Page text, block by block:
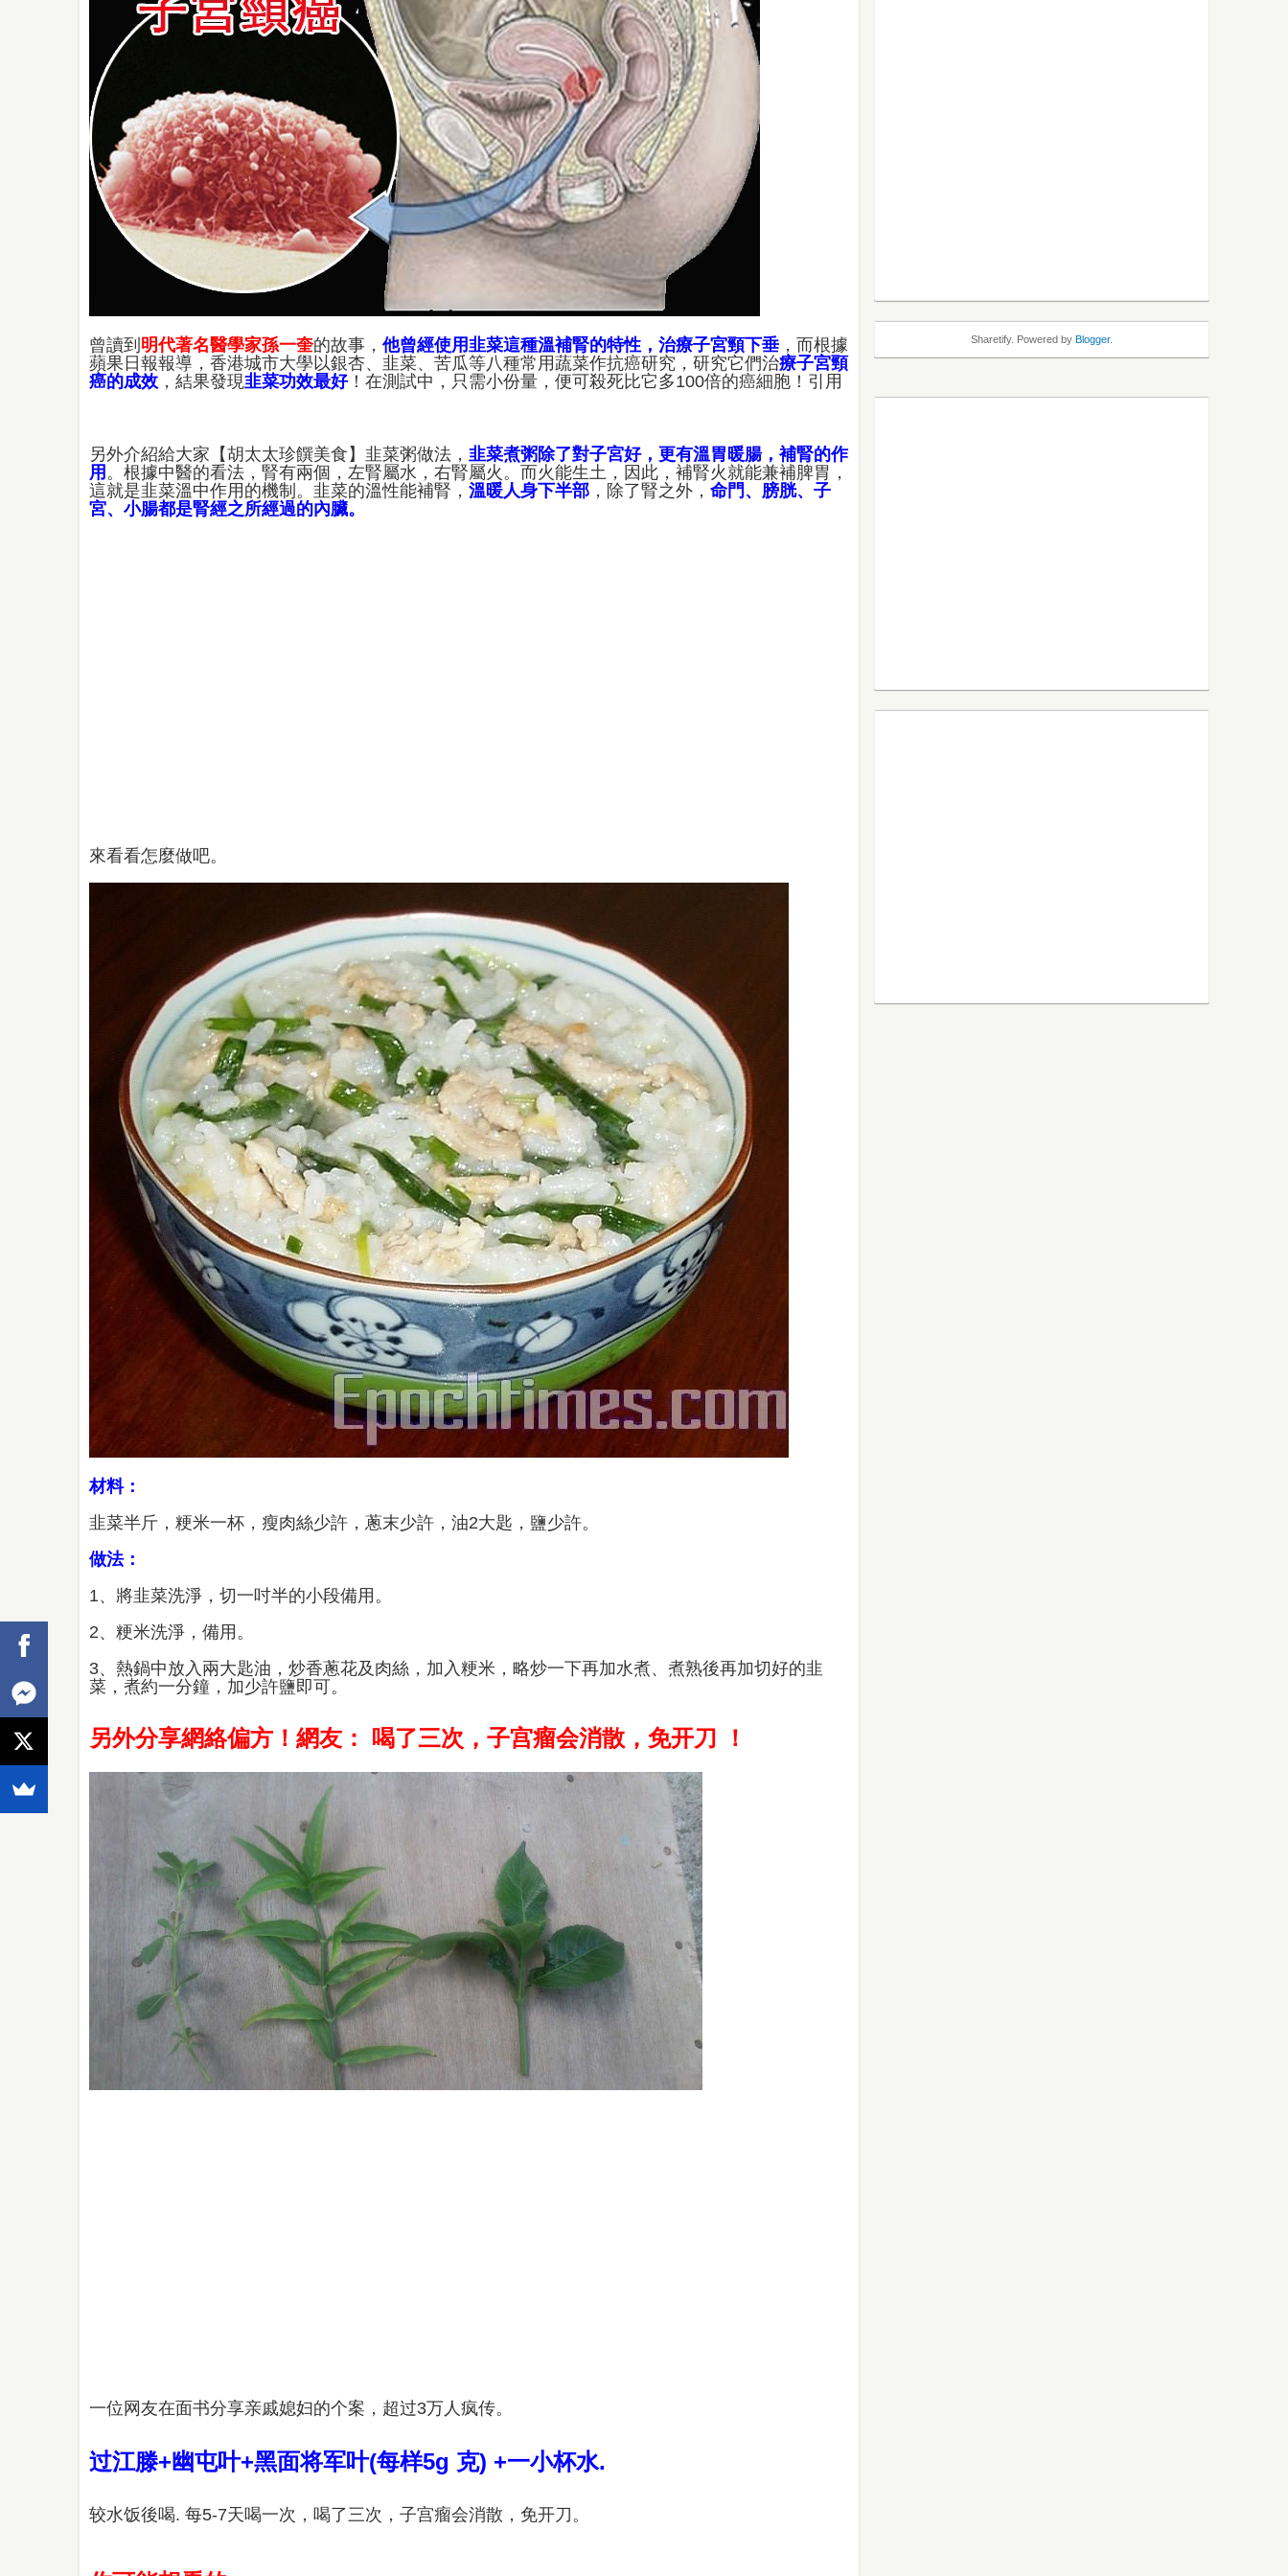
曾讀到 明代著名醫學家孫一奎的故事， 他曾經使用韭菜這種溫補腎的特性，治療子宮頸下垂 ，而根據
蘋果日報報導，香港城市大學以銀杏、韭菜、苦瓜等八種常用蔬菜作抗癌研究，研究它們治療子宮頸
癌的成效 ，結果發現韭菜功效最好！在測試中，只需小份量，便可殺死比它多100倍的癌細胞！引用
另外介紹給大家【胡太太珍饌美食】韭菜粥做法， 韭菜煮粥除了對子宮好，更有溫胃暖腸，補腎的作
用 。根據中醫的看法，腎有兩個，左腎屬水，右腎屬火。而火能生土，因此，補腎火就能兼補脾胃，
這就是韭菜溫中作用的機制。韭菜的溫性能補腎， 溫暖人身下半部 ，除了腎之外， 命門、膀胱、子
宮、小腸都是腎經之所經過的內臟。
來看看怎麼做吧。
材料：
韭菜半斤，粳米一杯，瘦肉絲少許，蔥末少許，油2大匙，鹽少許。
做法：
1、將韭菜洗淨，切一吋半的小段備用。
2、粳米洗淨，備用。
3、熱鍋中放入兩大匙油，炒香蔥花及肉絲，加入粳米，略炒一下再加水煮、煮熟後再加切好的韭
菜，煮約一分鐘，加少許鹽即可。
另外分享網絡偏方！網友： 喝了三次，子宫瘤会消散，免开刀 ！
一位网友在面书分享亲戚媳妇的个案，超过3万人疯传。
过江滕+幽屯叶+黑面将军叶(每样5g 克) +一小杯水.
较水饭後喝. 每5-7天喝一次，喝了三次，子宫瘤会消散，免开刀。
Sharetify. Powered by Blogger.